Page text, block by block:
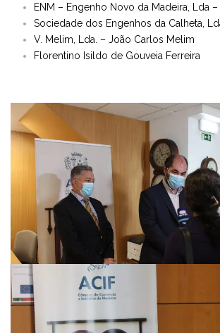
ENM – Engenho Novo da Madeira, Lda
Sociedade dos Engenhos da Calheta,
V. Melim, Lda. – João Carlos Melim
Florentino Isildo de Gouveia Ferreira